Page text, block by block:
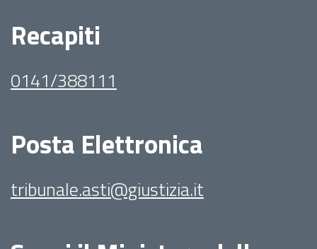
Recapiti
0141/388111
Posta Elettronica
tribunale.asti@giustizia.it